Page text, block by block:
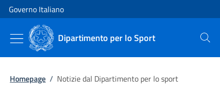
Vai al contenuto
Vai alla navigazione del sito
Governo Italiano
Dipartimento per lo Sport Cerca
Homepage / Notizie dal Dipartimento per lo sport